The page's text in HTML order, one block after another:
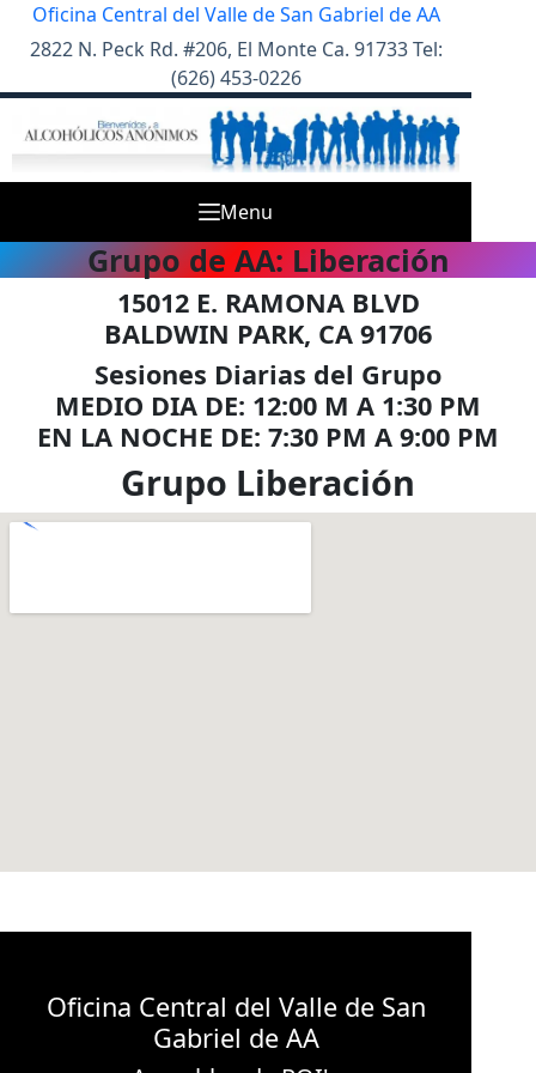
SkipOficina Central del Valle de San Gabriel de AA
2822 N. Peck Rd. #206, El Monte Ca. 91733 Tel:
(626) 453-0226
Menu
Grupo de AA: Liberación
15012 E. RAMONA BLVD
BALDWIN PARK, CA 91706
Sesiones Diarias del Grupo
MEDIO DIA DE: 12:00 M A 1:30 PM
EN LA NOCHE DE: 7:30 PM A 9:00 PM
Grupo Liberación
Oficina Central del Valle de San
Gabriel de AA